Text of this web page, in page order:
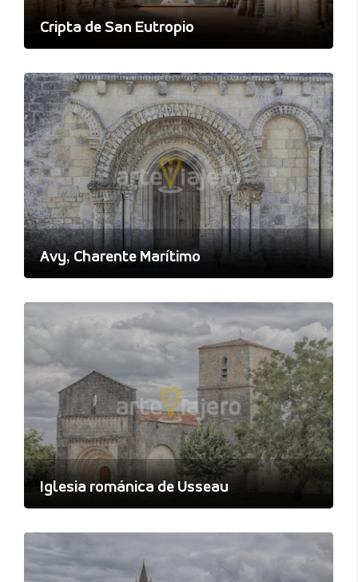
Cripta de San Eutropio
Avy, Charente Marítimo
Iglesia románica de Usseau